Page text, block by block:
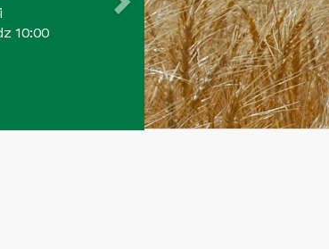
Dni Pola w ZDOO Nowym Lublińcu
w dniu 3 czerwca r. od godz 10:00
Dowiedz się więcej